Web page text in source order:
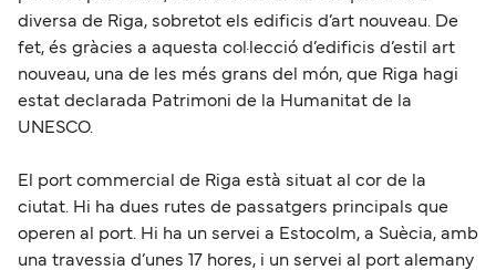
diversa de Riga, sobretot els edificis d’art nouveau. De
fet, és gràcies a aquesta col·lecció d’edificis d’estil art
nouveau, una de les més grans del món, que Riga hagi
estat declarada Patrimoni de la Humanitat de la
UNESCO.
El port commercial de Riga està situat al cor de la
ciutat. Hi ha dues rutes de passatgers principals que
operen al port. Hi ha un servei a Estocolm, a Suècia, amb
una travessia d’unes 17 hores, i un servei al port alemany